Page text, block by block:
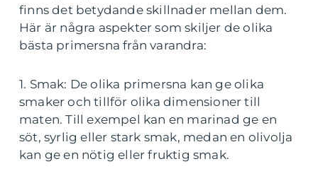
finns det betydande skillnader mellan dem.
Här är några aspekter som skiljer de olika
bästa primersna från varandra:
1. Smak: De olika primersna kan ge olika
smaker och tillför olika dimensioner till
maten. Till exempel kan en marinad ge en
söt, syrlig eller stark smak, medan en olivolja
kan ge en nötig eller fruktig smak.